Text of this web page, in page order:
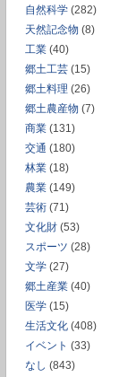
自然科学 (282)
天然記念物 (8)
工業 (40)
郷土工芸 (15)
郷土料理 (26)
郷土農産物 (7)
商業 (131)
交通 (180)
林業 (18)
農業 (149)
芸術 (71)
文化財 (53)
スポーツ (28)
文学 (27)
郷土産業 (40)
医学 (15)
生活文化 (408)
イベント (33)
なし (843)